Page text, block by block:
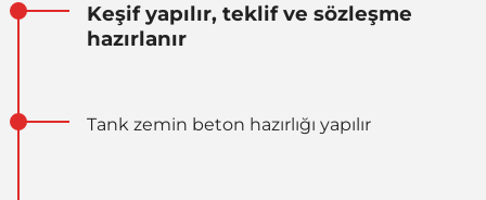
Keşif yapılır, teklif ve sözleşme
hazırlanır
Tank zemin beton hazırlığı yapılır